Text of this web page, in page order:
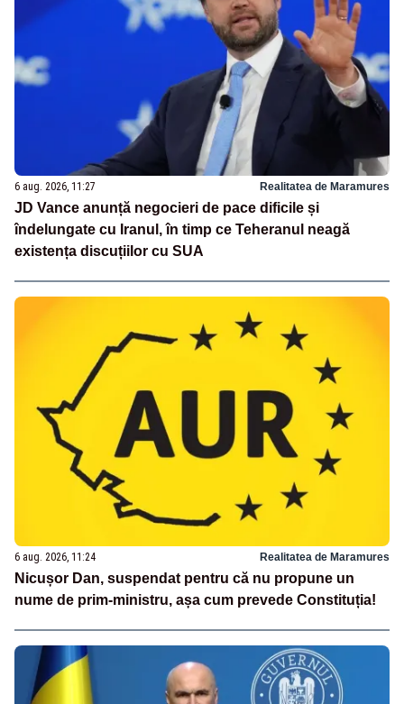
6 aug. 2026, 11:27 Realitatea de Maramures
JD Vance anunță negocieri de pace dificile și
îndelungate cu Iranul, în timp ce Teheranul neagă
existența discuțiilor cu SUA
6 aug. 2026, 11:24 Realitatea de Maramures
Nicușor Dan, suspendat pentru că nu propune un
nume de prim-ministru, așa cum prevede Constituția!